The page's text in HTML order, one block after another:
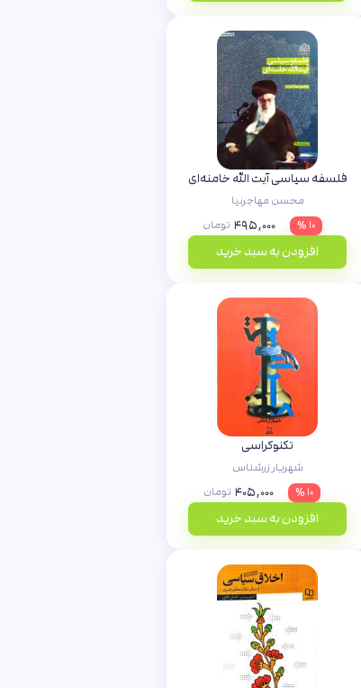
فلسفه سیاسی آیت الله خامنه‌ای
محسن مهاجرنیا
۱۰ %
۴۹۵,۰۰۰ تومان
افزودن به سبد خرید
تکنوکراسی
شهریار زرشناس
۱۰ %
۴۰۵,۰۰۰ تومان
افزودن به سبد خرید